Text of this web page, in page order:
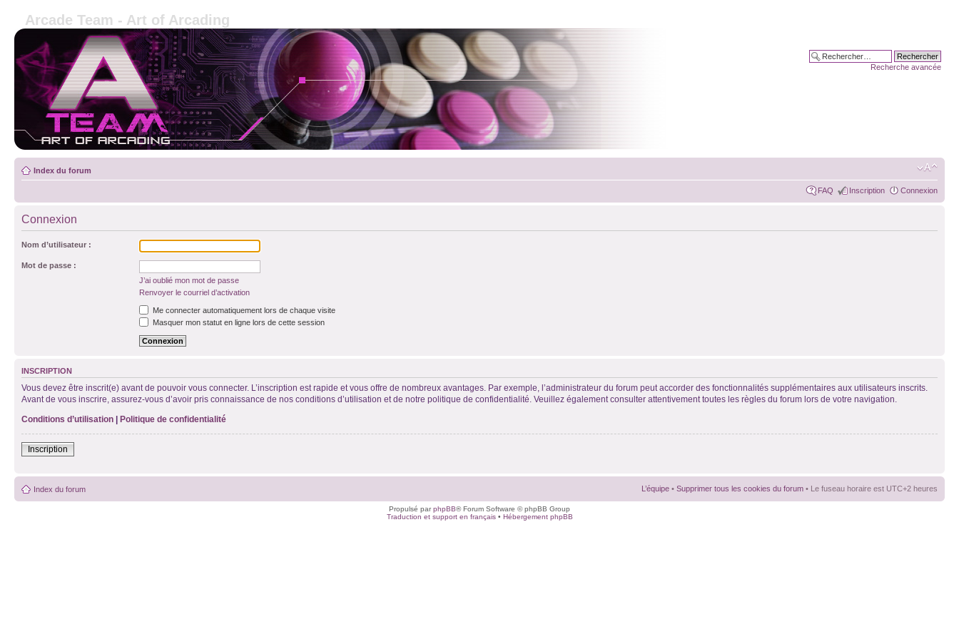
Arcade Team - Art of Arcading
Recherche avancée
Index du forum
FAQ Inscription Connexion
Connexion
Nom d’utilisateur :
Mot de passe :
J’ai oublié mon mot de passe
Renvoyer le courriel d’activation
Me connecter automatiquement lors de chaque visite
Masquer mon statut en ligne lors de cette session
INSCRIPTION
Vous devez être inscrit(e) avant de pouvoir vous connecter. L’inscription est rapide et vous offre de nombreux avantages. Par exemple, l’administrateur du forum peut accorder des fonctionnalités supplémentaires aux utilisateurs inscrits.
Avant de vous inscrire, assurez-vous d’avoir pris connaissance de nos conditions d’utilisation et de notre politique de confidentialité. Veuillez également consulter attentivement toutes les règles du forum lors de votre navigation.
Conditions d’utilisation | Politique de confidentialité
Inscription
Index du forum L’équipe • Supprimer tous les cookies du forum • Le fuseau horaire est UTC+2 heures
Propulsé parphpBB® Forum Software © phpBB Group
Traduction et support en français• Hébergement phpBB